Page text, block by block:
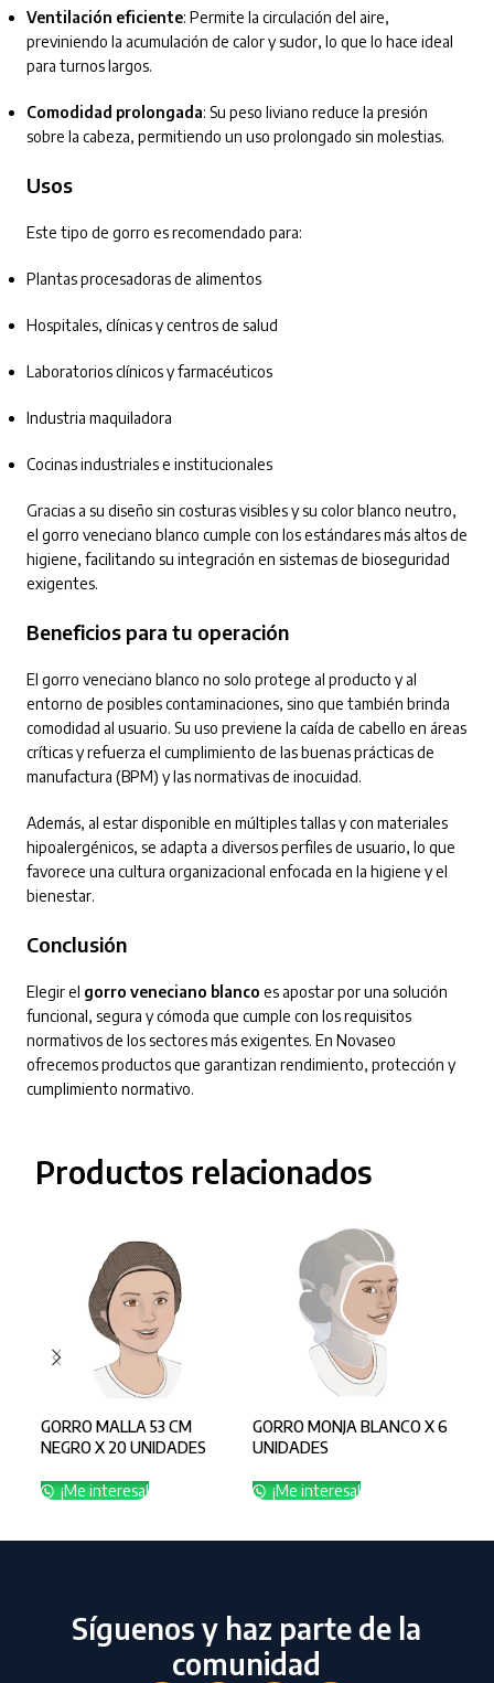
Ventilación eficiente: Permite la circulación del aire,
previniendo la acumulación de calor y sudor, lo que lo hace ideal
para turnos largos.
Comodidad prolongada: Su peso liviano reduce la presión
sobre la cabeza, permitiendo un uso prolongado sin molestias.
Usos
Este tipo de gorro es recomendado para:
Plantas procesadoras de alimentos
Hospitales, clínicas y centros de salud
Laboratorios clínicos y farmacéuticos
Industria maquiladora
Cocinas industriales e institucionales
Gracias a su diseño sin costuras visibles y su color blanco neutro,
el gorro veneciano blanco cumple con los estándares más altos de
higiene, facilitando su integración en sistemas de bioseguridad
exigentes.
Beneficios para tu operación
El gorro veneciano blanco no solo protege al producto y al
entorno de posibles contaminaciones, sino que también brinda
comodidad al usuario. Su uso previene la caída de cabello en áreas
críticas y refuerza el cumplimiento de las buenas prácticas de
manufactura (BPM) y las normativas de inocuidad.
Además, al estar disponible en múltiples tallas y con materiales
hipoalergénicos, se adapta a diversos perfiles de usuario, lo que
favorece una cultura organizacional enfocada en la higiene y el
bienestar.
Conclusión
Elegir el gorro veneciano blanco es apostar por una solución
funcional, segura y cómoda que cumple con los requisitos
normativos de los sectores más exigentes. En Novaseo
ofrecemos productos que garantizan rendimiento, protección y
cumplimiento normativo.
Productos relacionados
GORRO MALLA 53 CM
NEGRO X 20 UNIDADES
¡Me interesa!
GORRO MONJA BLANCO X 6
UNIDADES
¡Me interesa!
Síguenos y haz parte de la
comunidad